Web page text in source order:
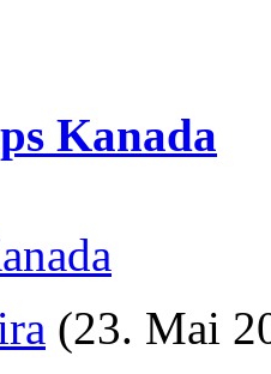
Kanada
(23. Mai